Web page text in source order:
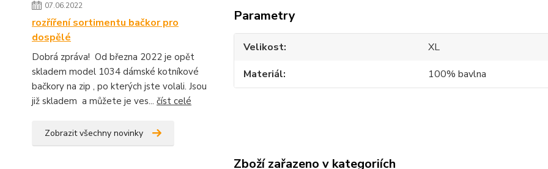
07.06.2022
rozříření sortimentu bačkor pro
dospělé
Dobrá zpráva! Od března 2022 je opět
skladem model 1034 dámské kotníkové
bačkory na zip , po kterých jste volali. Jsou
již skladem a můžete je ves... číst celé
Zobrazit všechny novinky
Parametry
Velikost
XL
Materiál
100% bavlna
Zboží zařazeno v kategoriích